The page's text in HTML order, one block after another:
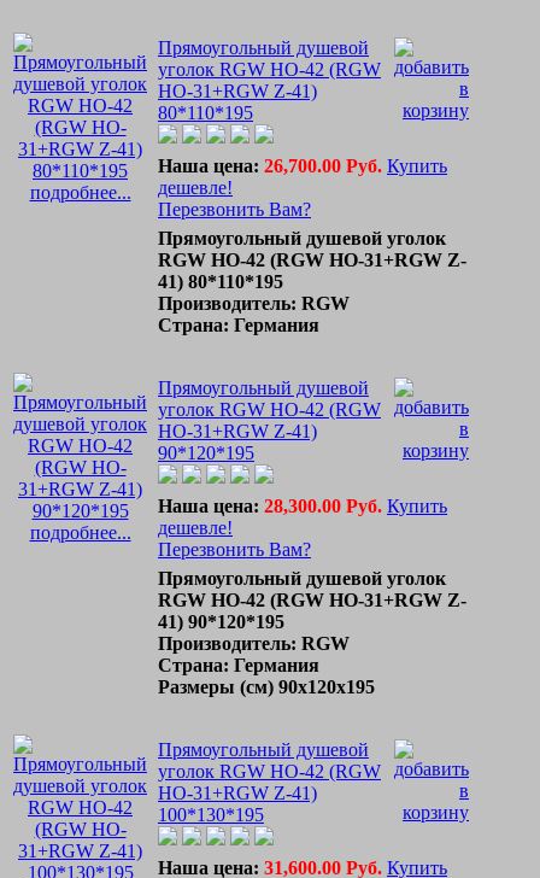
подробнее...
Прямоугольный душевой
уголок RGW HO-42 (RGW
HO-31+RGW Z-41)
80*110*195
Наша цена: 26,700.00 Руб. Купить
дешевле!
Перезвонить Вам?
Прямоугольный душевой уголок
RGW HO-42 (RGW HO-31+RGW Z-
41) 80*110*195
Производитель: RGW
Страна: Германия
подробнее...
Прямоугольный душевой
уголок RGW HO-42 (RGW
HO-31+RGW Z-41)
90*120*195
Наша цена: 28,300.00 Руб. Купить
дешевле!
Перезвонить Вам?
Прямоугольный душевой уголок
RGW HO-42 (RGW HO-31+RGW Z-
41) 90*120*195
Производитель: RGW
Страна: Германия
Размеры (см) 90x120х195
Прямоугольный душевой
уголок RGW HO-42 (RGW
HO-31+RGW Z-41)
100*130*195
Наша цена: 31,600.00 Руб. Купить